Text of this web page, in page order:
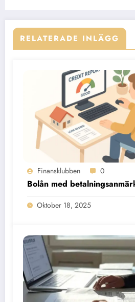
RELATERADE INLÄGG
Finansklubben 0
Bolån med
Oktober 18, 2025